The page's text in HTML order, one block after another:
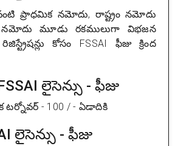
ప్రాధమిక నమోదు, రాష్ట్రం నమోదు
మూడు రకములుగా విభజన
కోసం FSSAI ఫీజు క్రింద
లైసెన్సు - ఫీజు
టర్నోవర్ - 100 / - ఏడాదికి
లైసెన్సు - ఫీజు